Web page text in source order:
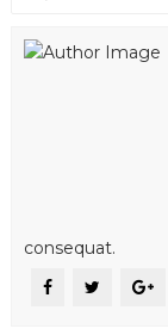
consequat.